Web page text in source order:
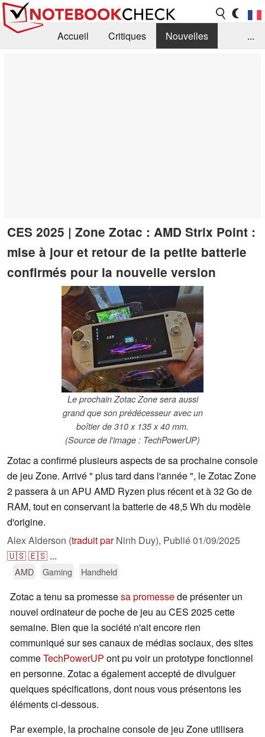
Accueil Critiques
Nouvelles
...
CES 2025 | Zone Zotac : AMD Strix Point :
mise à jour et retour de la petite batterie
confirmés pour la nouvelle version
Le prochain Zotac Zone sera aussi
grand que son prédécesseur avec un
boîtier de 310 x 135 x 40 mm.
(Source de l'image : TechPowerUP)
Zotac a confirmé plusieurs aspects de sa prochaine console
de jeu Zone. Arrivé " plus tard dans l'année ", le Zotac Zone
2 passera à un APU AMD Ryzen plus récent et à 32 Go de
RAM, tout en conservant la batterie de 48,5 Wh du modèle
d'origine.
Alex Alderson (traduit parNinh Duy), Publié01/09/2025
🇺🇸🇪🇸 ...
AMD Gaming Handheld
Zotac a tenu sa promessesa promessede présenter un
nouvel ordinateur de poche de jeu au CES 2025 cette
semaine. Bien que la société n'ait encore rien
communiqué sur ses canaux de médias sociaux, des sites
commeTechPowerUP ont pu voir un prototype fonctionnel
en personne. Zotac a également accepté de divulguer
quelques spécifications, dont nous vous présentons les
éléments ci-dessous.
Par exemple, la prochaine console de jeu Zone utilisera